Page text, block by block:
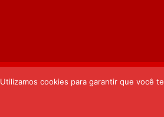
Utilizamos cookies para garantir que você